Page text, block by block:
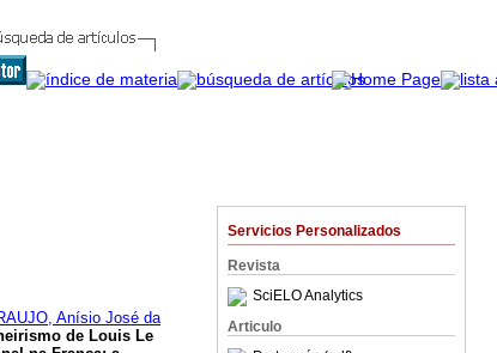
Servicios Personalizados
Revista
SciELO Analytics
Articulo
Anísio José da
de Louis Le